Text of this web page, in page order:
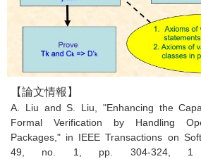
【論文情報】
A. Liu and S. Liu, "Enhancing the
Formal Verification by Handling
Packages," in IEEE Transactions on
49, no. 1, pp. 304-324, 1